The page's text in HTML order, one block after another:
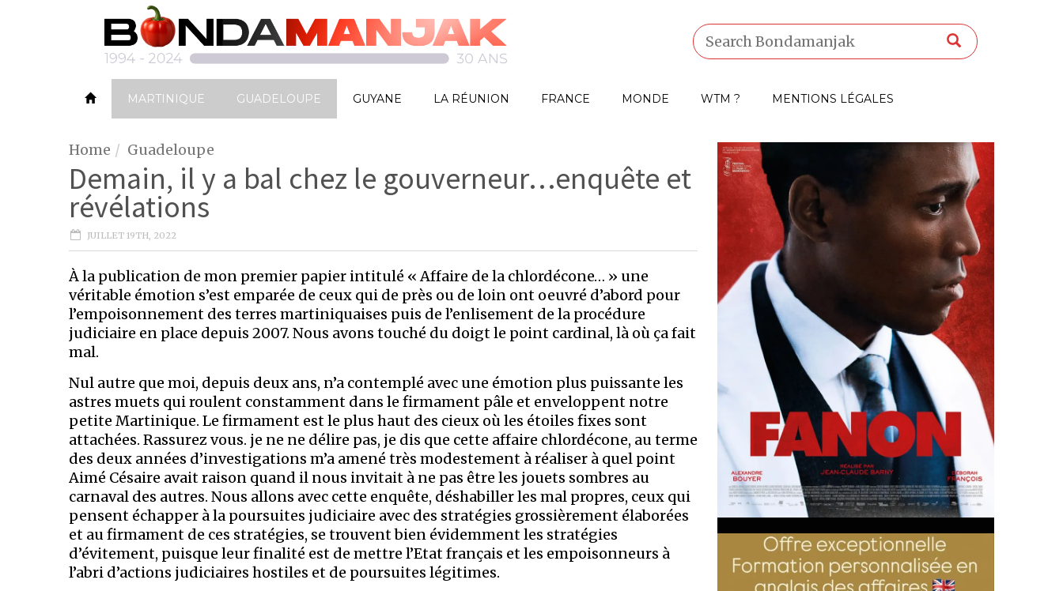
MARTINIQUE GUADELOUPE GUYANE LA RÉUNION FRANCE MONDE WTM ? MENTIONS LÉGALES
Home Guadeloupe
Demain, il y a bal chez le gouverneur…enquête et
révélations
JUILLET 19TH, 2022
À la publication de mon premier papier intitulé « Affaire de la chlordécone… » une
véritable émotion s’est emparée de ceux qui de près ou de loin ont oeuvré d’abord pour
l’empoisonnement des terres martiniquaises puis de l’enlisement de la procédure
judiciaire en place depuis 2007. Nous avons touché du doigt le point cardinal, là où ça fait
mal.
Nul autre que moi, depuis deux ans, n’a contemplé avec une émotion plus puissante les
astres muets qui roulent constamment dans le firmament pâle et enveloppent notre
petite Martinique. Le firmament est le plus haut des cieux où les étoiles fixes sont
attachées. Rassurez vous. je ne ne délire pas, je dis que cette affaire chlordécone, au terme
des deux années d’investigations m’a amené très modestement à réaliser à quel point
Aimé Césaire avait raison quand il nous invitait à ne pas être les jouets sombres au
carnaval des autres. Nous allons avec cette enquête, déshabiller les mal propres, ceux qui
pensent échapper à la poursuites judiciaire avec des stratégies grossièrement élaborées
et au firmament de ces stratégies, se trouvent bien évidemment les stratégies
d’évitement, puisque leur finalité est de mettre l’Etat français et les empoisonneurs à
l’abri d’actions judiciaires hostiles et de poursuites légitimes.